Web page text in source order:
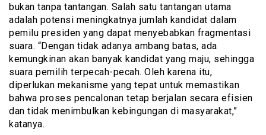
bukan tanpa tantangan. Salah satu tantangan utama
adalah potensi meningkatnya jumlah kandidat dalam
pemilu presiden yang dapat menyebabkan fragmentasi
suara. “Dengan tidak adanya ambang batas, ada
kemungkinan akan banyak kandidat yang maju, sehingga
suara pemilih terpecah-pecah. Oleh karena itu,
diperlukan mekanisme yang tepat untuk memastikan
bahwa proses pencalonan tetap berjalan secara efisien
dan tidak menimbulkan kebingungan di masyarakat,”
katanya.